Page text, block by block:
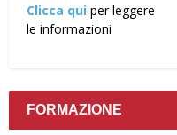
Clicca qui per leggere
le informazioni
FORMAZIONE